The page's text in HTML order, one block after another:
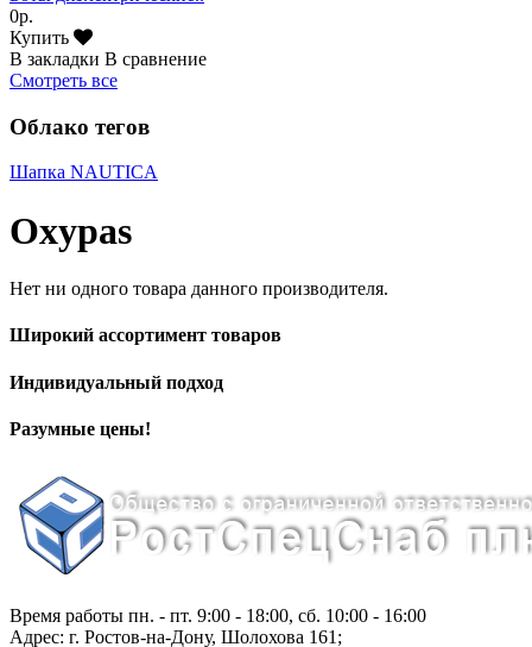
0р.
Купить
В закладки В сравнение
Смотреть все
Облако тегов
Шапка NAUTICA
Oxypas
Нет ни одного товара данного производителя.
Широкий ассортимент товаров
Индивидуальный подход
Разумные цены!
Время работы пн. - пт. 9:00 - 18:00, сб. 10:00 - 16:00
Адрес: г. Ростов-на-Дону, Шолохова 161 ;